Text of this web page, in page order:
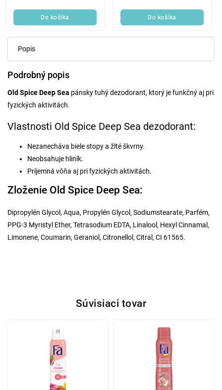
Do košíka Do košíka
Súvisiaci tovar
Popis
Podrobný popis
Old Spice Deep Sea pánsky tuhý dezodorant, ktorý je funkčný aj pri
fyzických aktivitách.
Vlastnosti Old Spice Deep Sea dezodorant:
Nezanecháva biele stopy a žlté škvrny.
Neobsahuje hliník.
Príjemná vôňa aj pri fyzických aktivitách.
Zloženie Old Spice Deep Sea:
Dipropylén Glycol, Aqua, Propylén Glycol, Sodiumstearate, Parfém,
PPG-3 Myristyl Ether, Tetrasodium EDTA, Linalool, Hexyl Cinnamal,
Limonene, Coumarin, Geraniol, Citronellol, Citral, CI 61565.